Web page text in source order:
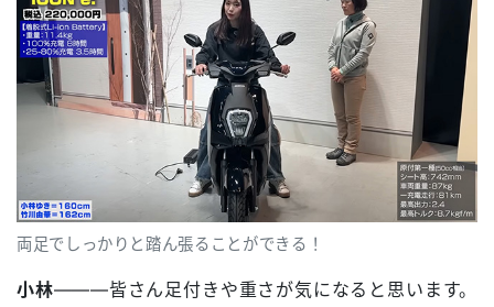
両足でしっかりと踏ん張ることができる！
小林―――皆さん足付きや重さが気になると思います。